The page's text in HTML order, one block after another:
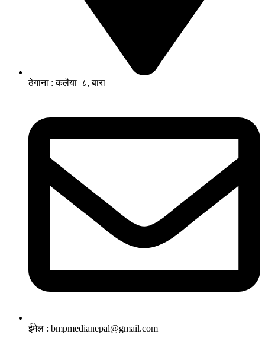
ठेगाना : कलैया–८, बारा
ईमेल : bmpmedianepal@gmail.com